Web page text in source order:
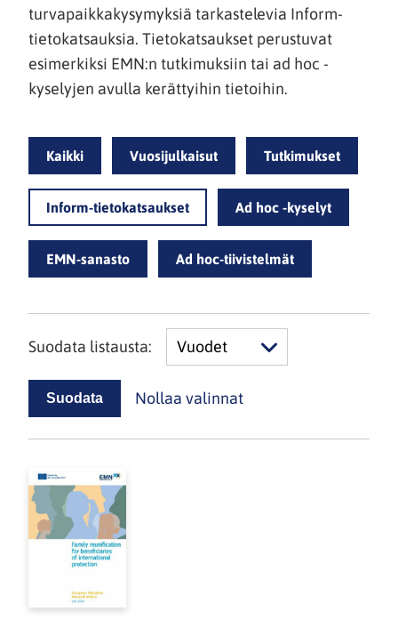
turvapaikkakysymyksiä tarkastelevia Inform-
tietokatsauksia. Tietokatsaukset perustuvat
esimerkiksi EMN:n tutkimuksiin tai ad hoc -
kyselyjen avulla kerättyihin tietoihin.
Kaikki Vuosijulkaisut Tutkimukset
Inform-tietokatsaukset Ad hoc -kyselyt
EMN-sanasto Ad hoc-tiivistelmät
Suodata listausta: Vuodet
Nollaa valinnat